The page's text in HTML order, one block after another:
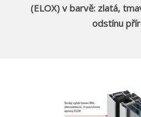
(ELOX) v barvě: zlatá,
odstínu